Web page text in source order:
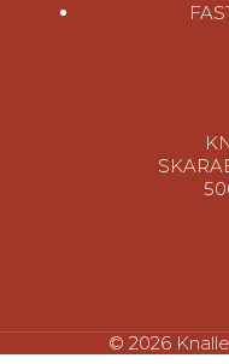
© 2026